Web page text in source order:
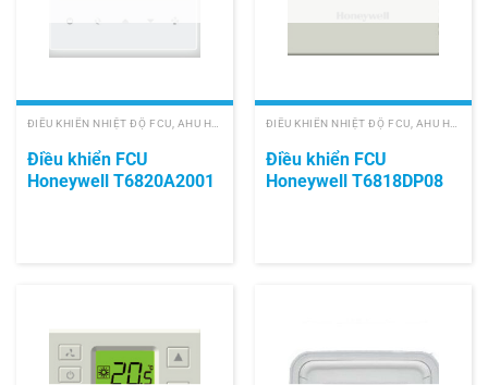
Điều khiển FCU
Honeywell T6820A2001
Điều khiển FCU
Honeywell T6818DP08